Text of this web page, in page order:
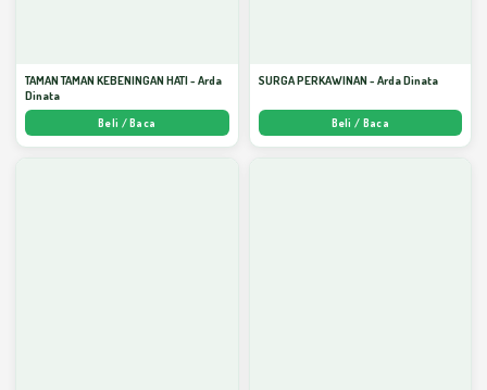
TAMAN TAMAN KEBENINGAN HATI - Arda
Dinata
Beli / Baca
SURGA PERKAWINAN - Arda Dinata
Beli / Baca